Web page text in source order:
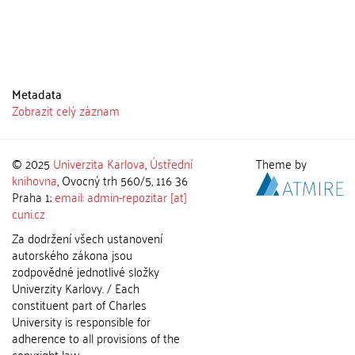
Metadata
Zobrazit celý záznam
© 2025 Univerzita Karlova,Ústřední
knihovna, Ovocný trh 560/5, 116 36
Praha 1;email: admin-repozitar [at]
cuni.cz
Za dodržení všech ustanovení
autorského zákona jsou
zodpovědné jednotlivé složky
Univerzity Karlovy. / Each
constituent part of Charles
University is responsible for
adherence to all provisions of the
Theme by